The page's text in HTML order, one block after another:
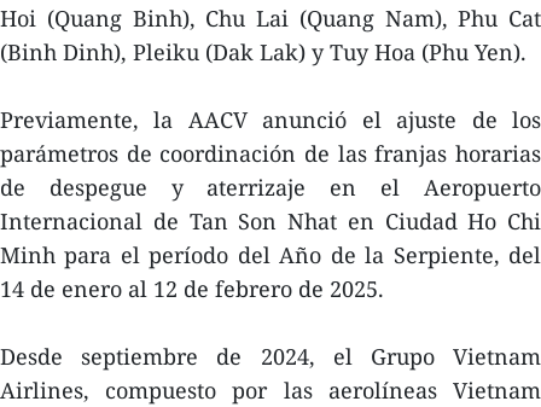
Hoi (Quang Binh), Chu Lai (Quang Nam), Phu Cat
(Binh Dinh), Pleiku (Dak Lak) y Tuy Hoa (Phu Yen).
Previamente, la AACV anunció el ajuste de los
parámetros de coordinación de las franjas horarias
de despegue y aterrizaje en el Aeropuerto
Internacional de Tan Son Nhat en Ciudad Ho Chi
Minh para el período del Año de la Serpiente, del
14 de enero al 12 de febrero de 2025.
Desde septiembre de 2024, el Grupo Vietnam
Airlines, compuesto por las aerolíneas Vietnam